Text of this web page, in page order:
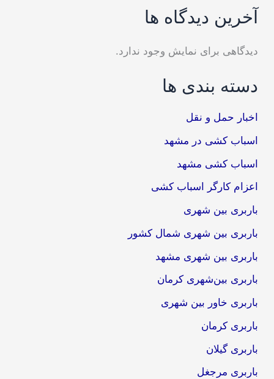
آخرین دیدگاه ها
دیدگاهی برای نمایش وجود ندارد.
دسته بندی ها
اخبار حمل و نقل
اسباب کشی در مشهد
اسباب کشی مشهد
اعزام کارگر اسباب کشی
باربری بین شهری
باربری بین شهری شمال کشور
باربری بین شهری مشهد
باربری بین‌شهری کرمان
باربری خاور بین شهری
باربری کرمان
باربری گیلان
باربری مرجغل